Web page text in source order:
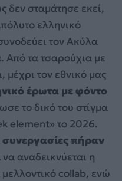
δεν σταμάτησε εκεί,
ελληνικό
τον Ακύλα
Από τα τσαρούχια με
μέχρι τον εθνικό μας
έρωτα με φόντο
το δικό του στίγμα
element» το 2026.
συνεργασίες πήραν
να αναδεικνύεται η
collab, ενώ